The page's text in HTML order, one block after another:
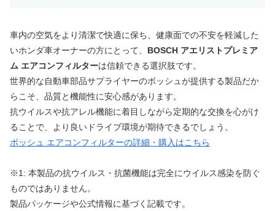
車内の空気をより清潔で快適に保ち、健康面での不安を軽減した
いホンダ車オーナーの方にとって、 BOSCH アエリストプレミア
ム エアコンフィルターは信頼できる選択肢です。
世界的な自動車部品サプライヤーのボッシュが提供する製品だか
らこそ、品質と機能性に安心感があります。
抗ウイルスや抗アレル機能に着目しながら定期的な交換を心がけ
ることで、より良いドライブ環境が期待できるでしょう。
ボッシュ エアコンフィルターの詳細・購入はこちら
※1: 本製品の抗ウイルス・抗菌機能は完全にウイルス感染を防ぐ
ものではありません。
製品パッケージや公式情報に基づく記載です。